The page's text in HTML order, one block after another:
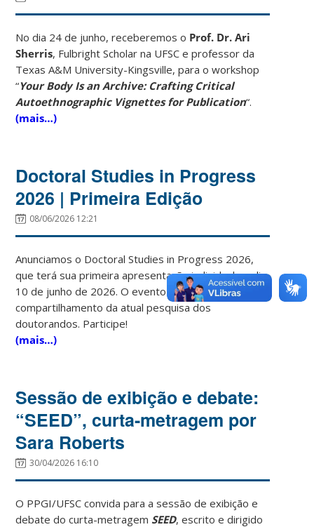
No dia 24 de junho, receberemos o Prof. Dr. Ari
Sherris, Fulbright Scholar na UFSC e professor da
Texas A&M University-Kingsville, para o workshop
“Your Body Is an Archive: Crafting Critical
Autoethnographic Vignettes for Publication“.
(mais…)
Doctoral Studies in Progress
2026 | Primeira Edição
08/06/2026 12:21
Anunciamos o Doctoral Studies in Progress 2026,
que terá sua primeira apresentação individual no dia
10 de junho de 2026. O evento possibilita o
compartilhamento da atual pesquisa dos
doutorandos. Participe!
(mais…)
Sessão de exibição e debate:
“SEED”, curta-metragem por
Sara Roberts
30/04/2026 16:10
O PPGI/UFSC convida para a sessão de exibição e
debate do curta-metragem SEED, escrito e dirigido